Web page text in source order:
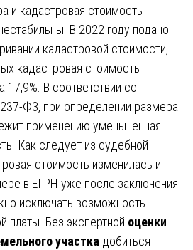
и кадастровая стоимость
В 2022 году подано
кадастровой стоимости,
кадастровая стоимость
В соответствии со
ФЗ, при определении размера
применению уменьшенная
Как следует из судебной
стоимость изменилась и
в ЕГРН уже после заключения
исключать возможность
платы. Без экспертной оценки
участка добиться